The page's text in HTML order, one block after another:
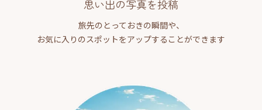
思い出の写真を投稿
旅先のとっておきの瞬間や、
お気に入りのスポットをアップすることができます